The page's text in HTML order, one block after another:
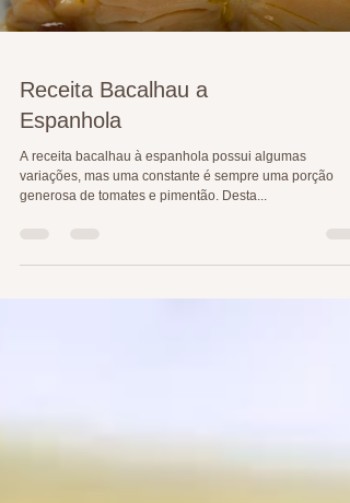
Receita Bacalhau a
Espanhola
A receita bacalhau à espanhola possui algumas
variações, mas uma constante é sempre uma porção
generosa de tomates e pimentão. Desta...